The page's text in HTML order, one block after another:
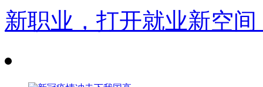
新职业，打开就业新空